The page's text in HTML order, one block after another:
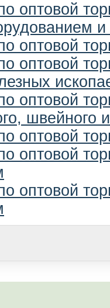
оптовой
и
оптовой
оптовой
оптовой
швейного
оптовой
оптовой
оптовой